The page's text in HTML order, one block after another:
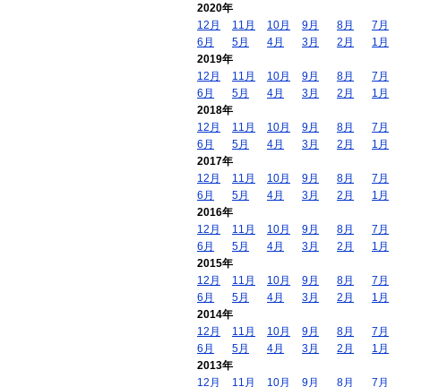
2020年
12月
11月 10月 9月 8月
7月
6月
5月 4月 3月 2月
1月
2019年
12月
11月 10月 9月 8月
7月
6月
5月 4月 3月 2月
1月
2018年
12月
11月 10月 9月 8月
7月
6月
5月 4月 3月 2月
1月
2017年
12月
11月 10月 9月 8月
7月
6月
5月 4月 3月 2月
1月
2016年
12月
11月 10月 9月 8月
7月
6月
5月 4月 3月 2月
1月
2015年
12月
11月 10月 9月 8月
7月
6月
5月 4月 3月 2月
1月
2014年
12月
11月 10月 9月 8月
7月
6月
5月 4月 3月 2月
1月
2013年
12月
11月 10月 9月 8月 7月